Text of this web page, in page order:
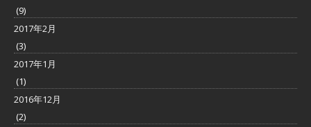
(9)
2017年2月
(3)
2017年1月
(1)
2016年12月
(2)